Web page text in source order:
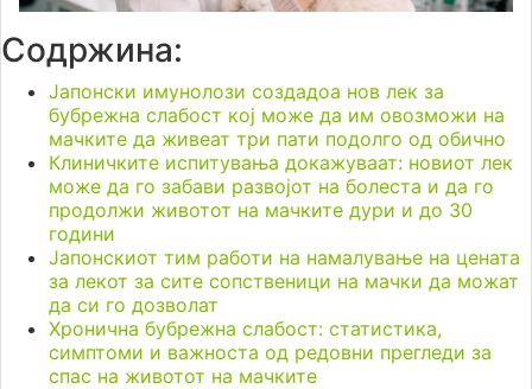
Содржина:
Јапонски имунолози создадоа нов лек за
бубрежна слабост кој може да им овозможи на
мачките да живеат три пати подолго од обично
Клиничките испитувања докажуваат: новиот лек
може да го забави развојот на болеста и да го
продолжи животот на мачките дури и до 30
години
Јапонскиот тим работи на намалување на цената
за лекот за сите сопственици на мачки да можат
да си го дозволат
Хронична бубрежна слабост: статистика,
симптоми и важноста од редовни прегледи за
спас на животот на мачките